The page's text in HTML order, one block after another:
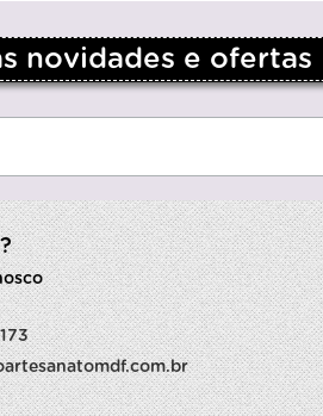
novidades e ofertas